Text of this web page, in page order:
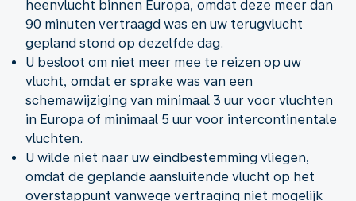
heenvlucht binnen Europa, omdat deze meer dan
90 minuten vertraagd was en uw terugvlucht
gepland stond op dezelfde dag.
U besloot om niet meer mee te reizen op uw
vlucht, omdat er sprake was van een
schemawijziging van minimaal 3 uur voor vluchten
in Europa of minimaal 5 uur voor intercontinentale
vluchten.
U wilde niet naar uw eindbestemming vliegen,
omdat de geplande aansluitende vlucht op het
overstappunt vanwege vertraging niet mogelijk